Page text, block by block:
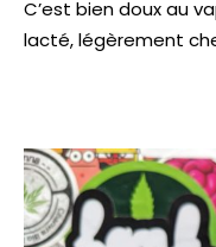
C’est bien doux au
lacté, légèrement